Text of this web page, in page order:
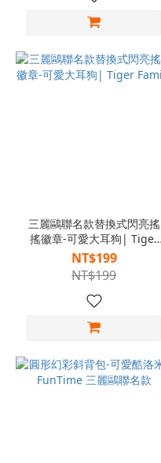
三麗鷗聯名款替換式閃亮搖
搖徽章-可愛大耳狗| Tiger
Family
NT$199
NT$199